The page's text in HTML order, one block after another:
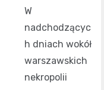
W
nadchodzącyc
h dniach wokół
warszawskich
nekropolii